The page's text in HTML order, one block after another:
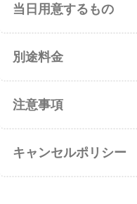
当日用意するもの
別途料金
注意事項
キャンセルポリシー